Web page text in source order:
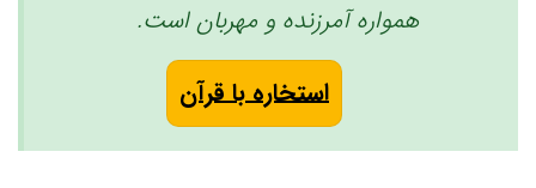
همواره آمرزنده و مهربان است.
استخاره با قرآن